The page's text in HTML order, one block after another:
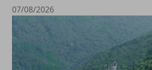
07/08/2026